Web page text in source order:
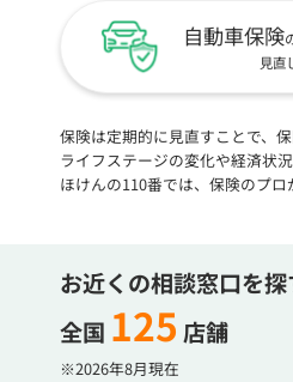
自動車保険
見直
保険は定期的に見直すことで、
ライフステージの変化や経済状
ほけんの110番では、保険のプ
お近くの相談窓口を探
全国 125 店舗
※2026年8月現在